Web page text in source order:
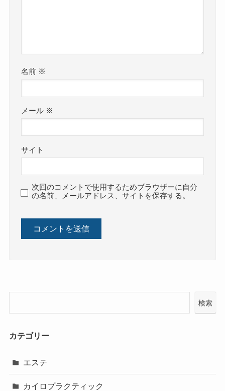
名前 ※
メール ※
サイト
次回のコメントで使用するためブラウザーに自分
の名前、メールアドレス、サイトを保存する。
検索
カテゴリー
エステ
カイロプラクティック